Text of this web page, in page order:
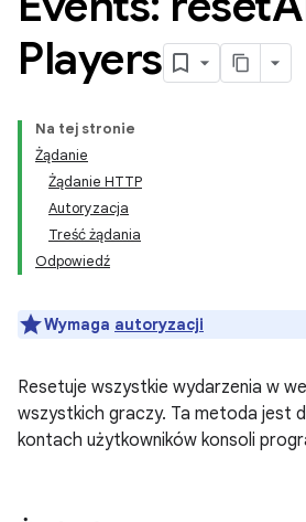
Players
Na tej stronie
Żądanie
Żądanie HTTP
Autoryzacja
Treść żądania
Odpowiedź
Wymaga autoryzacji
Resetuje wszystkie wydarzenia w
wszystkich graczy. Ta metoda jest
kontach użytkowników konsoli